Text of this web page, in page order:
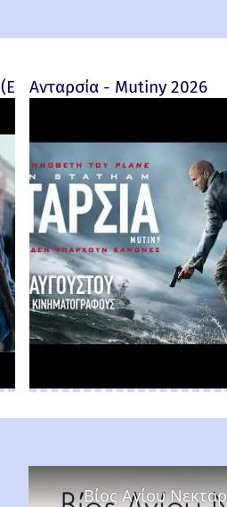
-
Ανταρσία - Mutiny 2026
Βίος Αγίου